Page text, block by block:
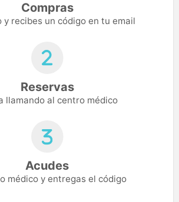
Compras
y recibes un código en tu email
Reservas
llamando al centro médico
Acudes
médico y entregas el código